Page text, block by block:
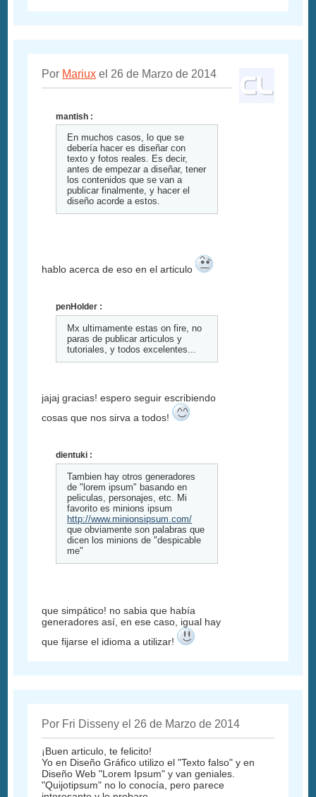
Por Mariux el 26 de Marzo de 2014
mantish :
En muchos casos, lo que se
debería hacer es diseñar con
texto y fotos reales. Es decir,
antes de empezar a diseñar, tener
los contenidos que se van a
publicar finalmente, y hacer el
diseño acorde a estos.
hablo acerca de eso en el articulo
penHolder :
Mx ultimamente estas on fire, no
paras de publicar articulos y
tutoriales, y todos excelentes...
jajaj gracias! espero seguir escribiendo
cosas que nos sirva a todos!
dientuki :
Tambien hay otros generadores
de "lorem ipsum" basando en
peliculas, personajes, etc. Mi
favorito es minions ipsum
http://www.minionsipsum.com/
que obviamente son palabras que
dicen los minions de "despicable
me"
que simpático! no sabia que había
generadores así, en ese caso, igual hay
que fijarse el idioma a utilizar!
Por Fri Disseny el 26 de Marzo de 2014
¡Buen articulo, te felicito!
Yo en Diseño Gráfico utilizo el "Texto falso" y en
Diseño Web "Lorem Ipsum" y van geniales.
"Quijotipsum" no lo conocía, pero parece